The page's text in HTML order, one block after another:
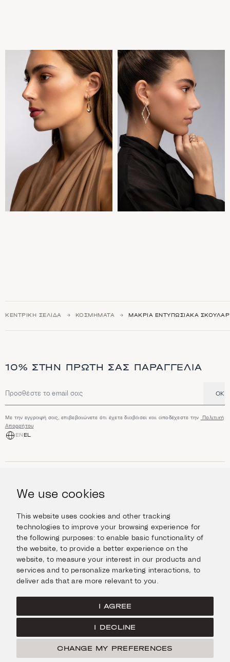
We use cookies
This website uses cookies and other tracking
technologies to improve your browsing experience for
the following purposes:to enable basic functionality of
the website,to provide a better experience on the
website,to measure your interest in our products and
services and to personalize marketing interactions, to
deliver ads that are more relevant to you
I AGREE
I DECLINE
CHANGE MY PREFERENCES
ΚΕΝΤΡΙΚΉ ΣΕΛΊΔΑ ΚΟΣΜΉΜΑΤΑ ΜΑΚΡΙΆ ΕΝΤΥΠΩΣΙΑΚΆ
10% ΣΤΗΝ ΠΡΏΤΗ ΣΑΣ ΠΑΡΑΓΓΕΛΊΑ
Διεύθυνση email OK
Με την εγγραφή σας, επιβεβαιώνετε ότι έχετε διαβάσει και αποδέχεστε την
Πολιτική
Απορρήτου
EN EL
Κοσμήματα
Ρολόγια
Ταξιδέψτε με Στυλ
ΠΛΗΡΟΦΟΡΊΕΣ
Βοήθεια και Ερωτήσεις
Αποστολές και επιστροφές
Επικοινωνήστε μαζί μας
ΣΧΕΤΙΚΆ ΜΕ ΕΜΆΣ
Η οικογένεια Ιμάνογλου
Τα καταστήματά μας
Facebook
ΝΟΜΙΚΆ
Πολιτική Cookies